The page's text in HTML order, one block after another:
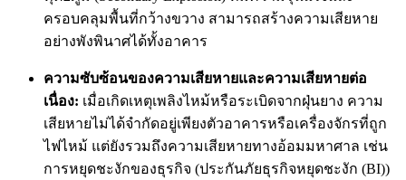
ครอบคลุมพื้นที่กว้างขวาง สามารถสร้างความเสียหาย
อย่างพังพินาศได้ทั้งอาคาร
ความซับซ้อนของความเสียหายและความเสียหายต่อ
เนื่อง: เมื่อเกิดเหตุเพลิงไหม้หรือระเบิดจากฝุ่นยาง ความ
เสียหายไม่ได้จำกัดอยู่เพียงตัวอาคารหรือเครื่องจักรที่ถูก
ไฟไหม้ แต่ยังรวมถึงความเสียหายทางอ้อมมหาศาล เช่น
การหยุดชะงักของธุรกิจ (ประกันภัยธุรกิจหยุดชะงัก (BI))